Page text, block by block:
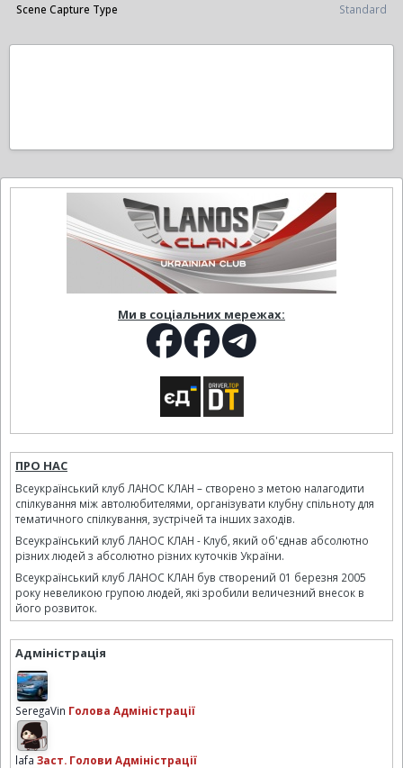
Scene Capture Type Standard
Ми в соціальних мережах:
ПРО НАС
Всеукраїнський клуб ЛАНОС КЛАН – створено з метою налагодити
спілкування між автолюбителями, організувати клубну спільноту для
тематичного спілкування, зустрічей та інших заходів.
Всеукраїнський клуб ЛАНОС КЛАН - Клуб, який об'єднав абсолютно
різних людей з абсолютно різних куточків України.
Всеукраїнський клуб ЛАНОС КЛАН був створений 01 березня 2005
року невеликою групою людей, які зробили величезний внесок в
його розвиток.
Адміністрація
SeregaVin Голова Адміністрації
lafa Заст. Голови Адміністрації